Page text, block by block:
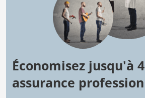
Économisez jusqu'à
assurance